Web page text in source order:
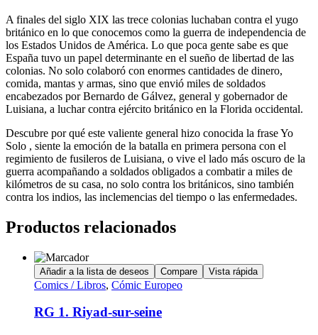
A finales del siglo XIX las trece colonias luchaban contra el yugo
británico en lo que conocemos como la guerra de independencia de
los Estados Unidos de América. Lo que poca gente sabe es que
España tuvo un papel determinante en el sueño de libertad de las
colonias. No solo colaboró con enormes cantidades de dinero,
comida, mantas y armas, sino que envió miles de soldados
encabezados por Bernardo de Gálvez, general y gobernador de
Luisiana, a luchar contra ejército británico en la Florida occidental.
Descubre por qué este valiente general hizo conocida la frase Yo
Solo , siente la emoción de la batalla en primera persona con el
regimiento de fusileros de Luisiana, o vive el lado más oscuro de la
guerra acompañando a soldados obligados a combatir a miles de
kilómetros de su casa, no solo contra los británicos, sino también
contra los indios, las inclemencias del tiempo o las enfermedades.
Productos relacionados
Añadir a la lista de deseos Compare Vista rápida
Comics / Libros, Cómic Europeo
RG 1. Riyad-sur-seine